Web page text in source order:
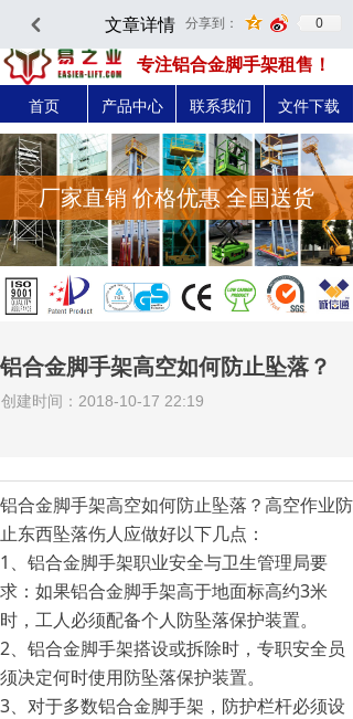
深圳市易之力机械设备有限公司-官方网站
专注铝合金脚手架租售！
首页 产品中心 联系我们 文件下载
厂家直销 价格优惠 全国送货
铝合金脚手架高空如何防止坠落？
创建时间： 2018-10-17 22:19
铝合金脚手架高空如何防止坠落？高空作业防
止东西坠落伤人应做好以下几点：
1、铝合金脚手架职业安全与卫生管理局要
求：如果铝合金脚手架高于地面标高约3米
时，工人必须配备个人防坠落保护装置。
2、铝合金脚手架搭设或拆除时，专职安全员
须决定何时使用防坠落保护装置。
3、对于多数铝合金脚手架，防护栏杆必须设
낒 文章详情 分享到： 0